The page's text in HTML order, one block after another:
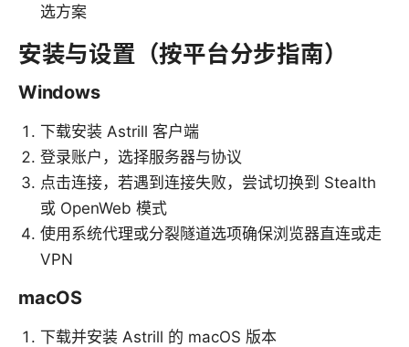
选方案
安装与设置（按平台分步指南）
Windows
下载安装 Astrill 客户端
登录账户，选择服务器与协议
点击连接，若遇到连接失败，尝试切换到 Stealth
或 OpenWeb 模式
使用系统代理或分裂隧道选项确保浏览器直连或走
VPN
macOS
下载并安装 Astrill 的 macOS 版本